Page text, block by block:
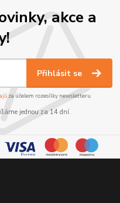
akce a
Přihlásit se
za účelem rozesílky newsletteru.
jednou za 14 dní.